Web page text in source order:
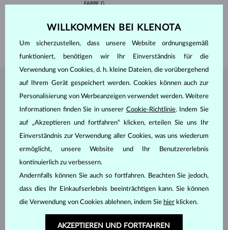
FARBE G
GEWICHT
0.110 ct
GEWICHT 3.15 g
WILLKOMMEN BEI KLENOTA
Um sicherzustellen, dass unsere Website ordnungsgemäß
funktioniert, benötigen wir Ihr Einverständnis für die
Verwendung von Cookies, d. h. kleine Dateien, die vorübergehend
auf Ihrem Gerät gespeichert werden. Cookies können auch zur
Personalisierung von Werbeanzeigen verwendet werden. Weitere
Informationen finden Sie in unserer Cookie-Richtlinie. Indem Sie
auf „Akzeptieren und fortfahren“ klicken, erteilen Sie uns Ihr
Einverständnis zur Verwendung aller Cookies, was uns wiederum
ermöglicht, unsere Website und Ihr Benutzererlebnis
kontinuierlich zu verbessern.
Andernfalls können Sie auch so fortfahren. Beachten Sie jedoch,
dass dies Ihr Einkaufserlebnis beeinträchtigen kann. Sie können
die Verwendung von Cookies ablehnen, indem Sie hier klicken.
AKZEPTIEREN UND FORTFAHREN